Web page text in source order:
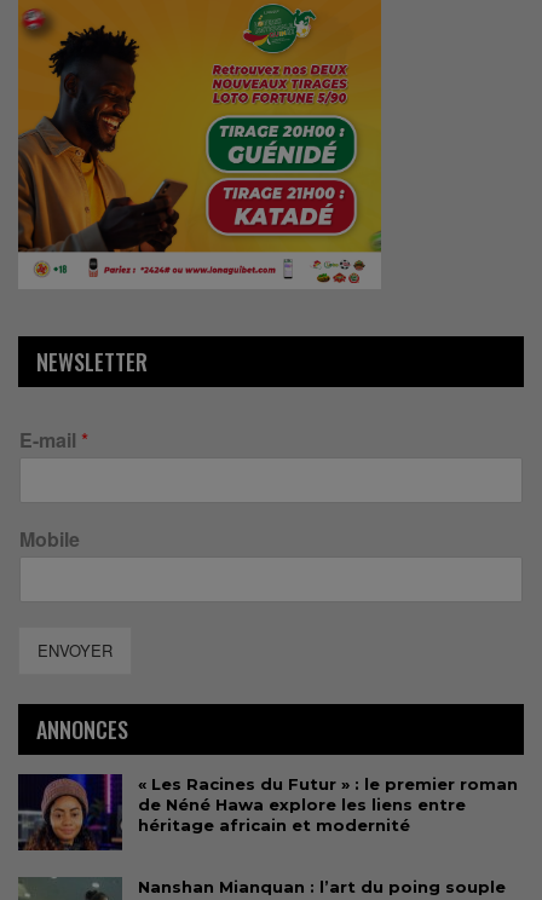
NEWSLETTER
E-mail *
Mobile
ENVOYER
ANNONCES
« Les Racines du Futur » : le premier roman
de Néné Hawa explore les liens entre
héritage africain et modernité
Nanshan Mianquan : l’art du poing souple